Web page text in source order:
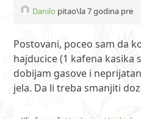
Danilo pitao\la 7 godina pre
Postovani, poceo sam da
hajducice (1 kafena kasika
dobijam gasove i
jela. Da li treba smanjiti